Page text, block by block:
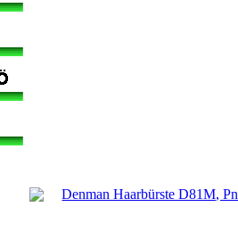
Denman Haarbürste D81M,